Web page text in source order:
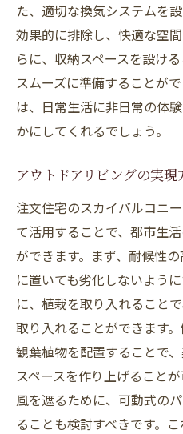
た、適切な換気システムを
効果的に排除し、快適な空
らに、収納スペースを設け
スムーズに準備することが
は、日常生活に非日常の体
かにしてくれるでしょう。
アウトドアリビングの実現
注文住宅のスカイバルコニ
て活用することで、都市生
ができます。まず、耐候性
に置いても劣化しないよう
に、植栽を取り入れること
取り入れることができます
観葉植物を配置することで
スペースを作り上げること
風を遮るために、可動式の
ることも検討すべきです。